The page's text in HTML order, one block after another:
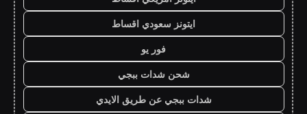
ايتونز سعودي اقساط
فور يو
شحن شدات ببجي
شدات ببجي عن طريق الايدي